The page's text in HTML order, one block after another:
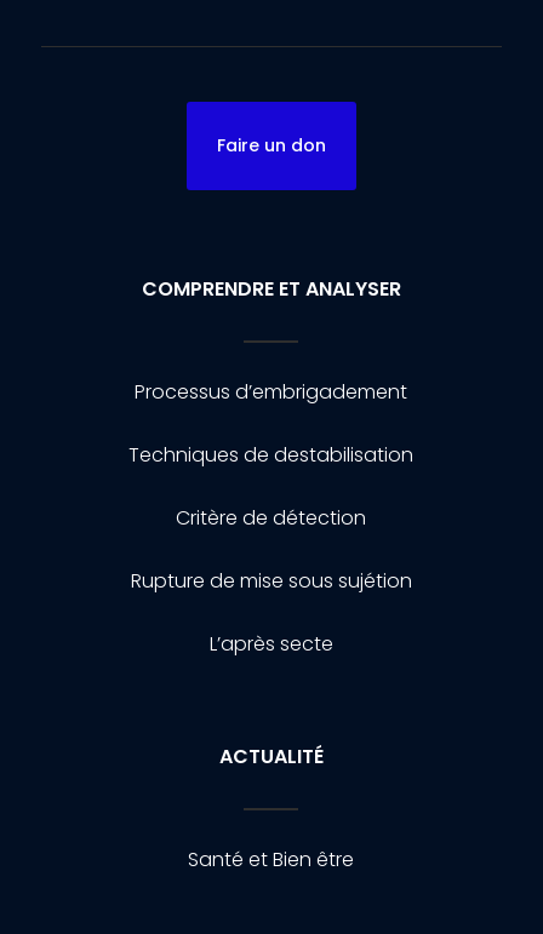
Faire un don
COMPRENDRE ET ANALYSER
Processus d’embrigadement
Techniques de destabilisation
Critère de détection
Rupture de mise sous sujétion
L’après secte
ACTUALITÉ
Santé et Bien être